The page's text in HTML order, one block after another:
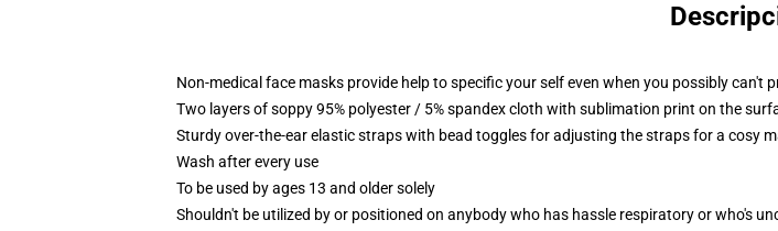
Non-medical face masks provide help to specific your self even when you possibly can't
Two layers of soppy 95% polyester / 5% spandex cloth with sublimation print on the
Sturdy over-the-ear elastic straps with bead toggles for adjusting the straps for a cosy
Wash after every use
To be used by ages 13 and older solely
Shouldn't be utilized by or positioned on anybody who has hassle respiratory or who's